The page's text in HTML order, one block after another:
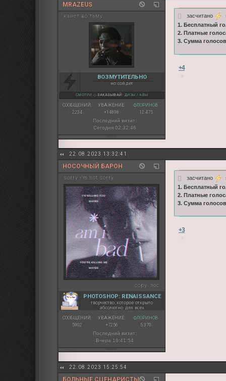
MRAZEUS
канет во тьму
ВОЗМУТИТЕЛЬНО
но сойдет
СМОТРИ ◇ ЗАКАЗЫВАЙ: ДИЗЫ / АВЫ
СООБЩЕНИЙ:
2234
УВАЖЕНИЕ:
+14898
ФЛОРИНОВ:
12 475
Последний визит:
Сегодня 02:32:46
засчитано
1. Бесплатный
2. Платные
3. Сумма
+4
22.08.2023 13:32:41
НОСОЧНЫЙ БАРОН
sorry i'm not sorry
copy: эос
PHOTOSHOP: RENAISSANCE
творчество, которое открыто
абсолютно для всех
СООБЩЕНИЙ:
5902
УВАЖЕНИЕ:
+7256
ФЛОРИНОВ:
5 370
Последний визит:
Вчера 16:41:54
засчитано
1. Бесплатный
2. Платные
3. Сумма
+3
22.08.2023 15:25:54
БОЛЬНЫЕ СЦЕНАРИСТЫ